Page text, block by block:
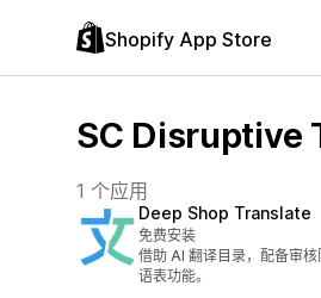
Shopify App Store
SC Disruptive
1 个应用
Deep Shop Translate
免费安装
借助 AI 翻译目录，配备审
语表功能。